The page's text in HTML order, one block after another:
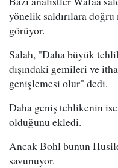
yönelik saldırılara
görüyor.
Salah, "Daha büyük
dışındaki gemileri ve
genişlemesi olur" dedi.
Daha geniş tehlikenin
olduğunu ekledi.
Ancak Bohl bunun
savunuyor.